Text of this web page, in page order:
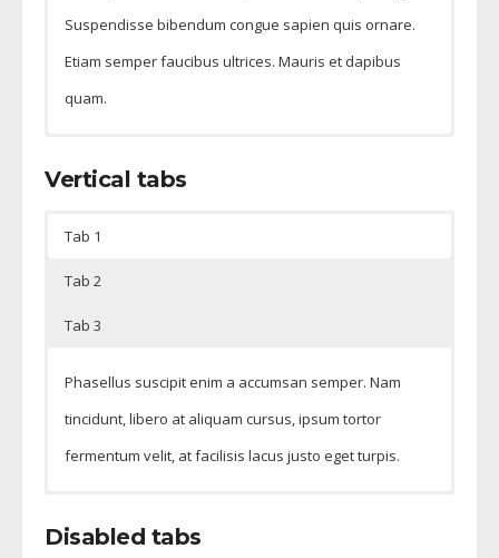
Suspendisse bibendum congue sapien quis ornare.
Etiam semper faucibus ultrices. Mauris et dapibus
quam.
Vertical tabs
Tab 1
Tab 2
Tab 3
Phasellus suscipit enim a accumsan semper. Nam
tincidunt, libero at aliquam cursus, ipsum tortor
fermentum velit, at facilisis lacus justo eget turpis.
tincidunt, libero at aliquam cursus, ipsum tortor
Suspendisse bibendum congue sapien quis ornare.
Disabled tabs